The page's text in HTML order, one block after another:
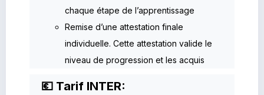
chaque étape de l’apprentissage
Remise d’une attestation finale
individuelle. Cette attestation valide le
niveau de progression et les acquis
💶 Tarif INTER: